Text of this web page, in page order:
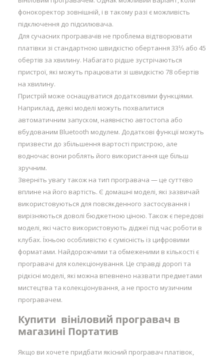
фонокоректор зовнішній, і в такому разі є можливість
підключення до підсилювача.
Для сучасних програвачів не проблема відтворювати
платівки зі стандартною швидкістю обертання 33⅓ або 45
обертів за хвилину. Набагато рідше зустрічаються
пристрої, які можуть працювати зі швидкістю 78 обертів
на хвилину.
Пристрій може оснащуватися додатковими функціями.
Наприклад, деякі моделі можуть похвалитися
автоматичним запуском, наявністю автостопа або
вбудованим Bluetooth модулем. Додаткові функції можуть
призвести до збільшення вартості пристрою, але
водночас вони роблять його використання ще більш
зручним.
Зверніть увагу також на тип програвача — це суттєво
вплине на його вартість. Є домашні моделі, які зазвичай
використовуються для повсякденного застосування і
вирізняються доволі бюджетною ціною. Також є передові
моделі, які часто використовують діджеї під час роботи в
клубах. Їхньою особливістю є сумісність із цифровими
форматами. Найдорожчими та обмеженими в кількості є
програвачі для колекціонування. Це справді дорогі та
рідкісні моделі, які можна впевнено назвати предметами
мистецтва та колекціонування, а не просто музичним
програвачем.
Купити вініловий програвач в
магазині Портатив
Якщо ви хочете придбати якісний програвач платівок,